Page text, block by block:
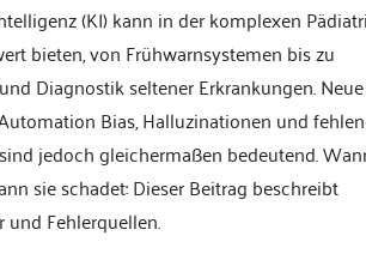
(KI) kann in der komplexen
bieten, von Frühwarnsystemen bis zu
Diagnostik seltener Erkrankungen. Neue
Bias, Halluzinationen und
jedoch gleichermaßen bedeutend.
sie schadet: Dieser Beitrag beschreibt
und Fehlerquellen.